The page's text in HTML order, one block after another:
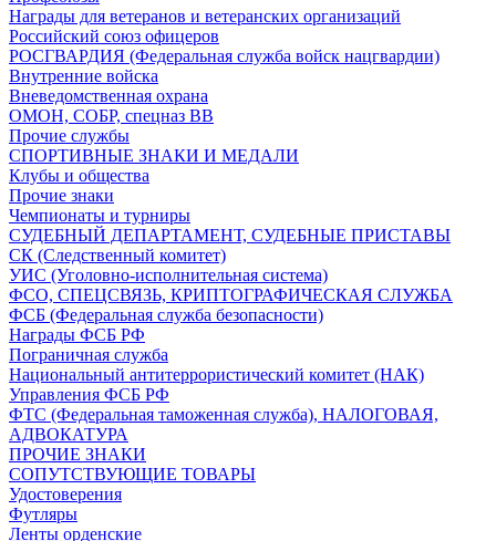
Награды для ветеранов и ветеранских организаций
Российский союз офицеров
РОСГВАРДИЯ (Федеральная служба войск нацгвардии)
Внутренние войска
Вневедомственная охрана
ОМОН, СОБР, спецназ ВВ
Прочие службы
СПОРТИВНЫЕ ЗНАКИ И МЕДАЛИ
Клубы и общества
Прочие знаки
Чемпионаты и турниры
СУДЕБНЫЙ ДЕПАРТАМЕНТ, СУДЕБНЫЕ ПРИСТАВЫ
СК (Следственный комитет)
УИС (Уголовно-исполнительная система)
ФСО, СПЕЦСВЯЗЬ, КРИПТОГРАФИЧЕСКАЯ СЛУЖБА
ФСБ (Федеральная служба безопасности)
Награды ФСБ РФ
Пограничная служба
Национальный антитеррористический комитет (НАК)
Управления ФСБ РФ
ФТС (Федеральная таможенная служба), НАЛОГОВАЯ,
АДВОКАТУРА
ПРОЧИЕ ЗНАКИ
СОПУТСТВУЮЩИЕ ТОВАРЫ
Удостоверения
Футляры
Ленты орденские